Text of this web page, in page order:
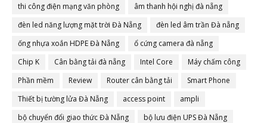
thi công điện mạng văn phòng
âm thanh hội nghị đà nẵng
đèn led năng lượng mặt trời Đà Nẵng
đèn led âm trần Đà nẵng
ống nhựa xoắn HDPE Đà Nẵng
ổ cứng camera đà nẵng
Chip K
Cân bằng tải đà nẵng Intel Core
Máy chấm công
Phần mềm
Review Router cân bằng tải
Smart Phone
Thiết bị tường lửa Đà Nẵng
access point
ampli
bộ chuyển đổi giao thức Đà Nẵng
bộ lưu điện UPS Đà Nẵng